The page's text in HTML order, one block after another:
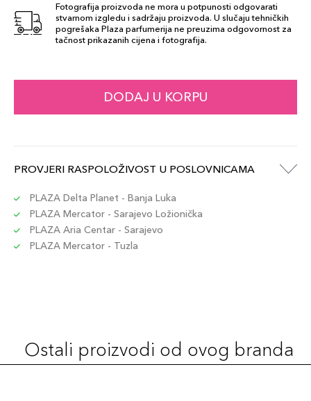
Fotografija proizvoda ne mora u potpunosti odgovarati
stvarnom izgledu i sadržaju proizvoda. U slučaju tehničkih
pogrešaka Plaza parfumerija ne preuzima odgovornost za
tačnost prikazanih cijena i fotografija.
DODAJ U KORPU
PROVJERI RASPOLOŽIVOST U POSLOVNICAMA
PLAZA Delta Planet - Banja Luka
PLAZA Mercator - Sarajevo Ložionička
PLAZA Aria Centar - Sarajevo
PLAZA Mercator - Tuzla
Ostali proizvodi od ovog branda